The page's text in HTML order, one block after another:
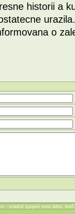
historii a
o
- snadné spojení mezi lidmi,